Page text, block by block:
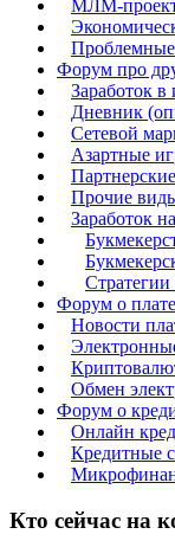
МЛМ-
Форум про
Заработок в
Дневник
Сетевой
Азартные
Прочие
Заработок
Форум о
Новости
Обмен
Форум о
Онлайн
Кредитные
Кто сейчас на